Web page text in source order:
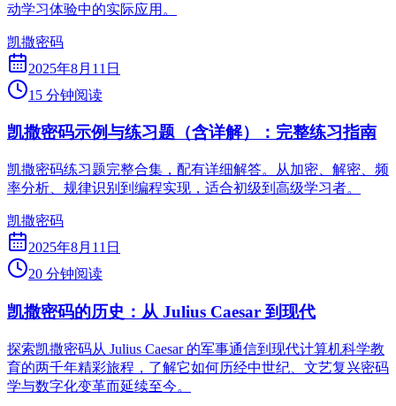
动学习体验中的实际应用。
凯撒密码
2025年8月11日
15 分钟阅读
凯撒密码示例与练习题（含详解）：完整练习指南
凯撒密码练习题完整合集，配有详细解答。从加密、解密、频
率分析、规律识别到编程实现，适合初级到高级学习者。
凯撒密码
2025年8月11日
20 分钟阅读
凯撒密码的历史：从 Julius Caesar 到现代
探索凯撒密码从 Julius Caesar 的军事通信到现代计算机科学教
育的两千年精彩旅程，了解它如何历经中世纪、文艺复兴密码
学与数字化变革而延续至今。